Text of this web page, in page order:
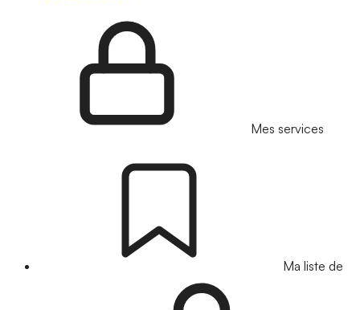
Mes services
Ma liste de